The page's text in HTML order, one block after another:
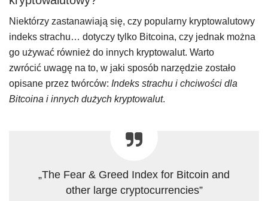
Niektórzy zastanawiają się, czy popularny kryptowalutowy
indeks strachu… dotyczy tylko Bitcoina, czy jednak można
go używać również do innych kryptowalut. Warto
zwrócić uwagę na to, w jaki sposób narzędzie zostało
opisane przez twórców: Indeks strachu i chciwości dla
Bitcoina i innych dużych kryptowalut.
„The Fear & Greed Index for Bitcoin and
other large cryptocurrencies”